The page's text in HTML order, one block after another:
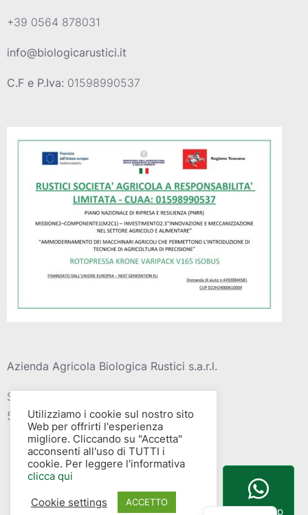
+39 0564 878031
info@biologicarustici.it
C.F e P.Iva: 01598990537
Azienda Agricola Biologica Rustici s.a.r.l.
Strada vic. Della barca del grazi, 4
58015 – Albinia (GR)
Utilizziamo i cookie sul nostro sito
Web per offrirti l'esperienza
migliore. Cliccando su "Accetta"
acconsenti all'uso di TUTTI i
cookie. Per leggere l'informativa
clicca qui
Cookie settings
ACCETTO
WhatsApp
English